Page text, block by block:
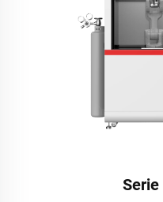
Serie